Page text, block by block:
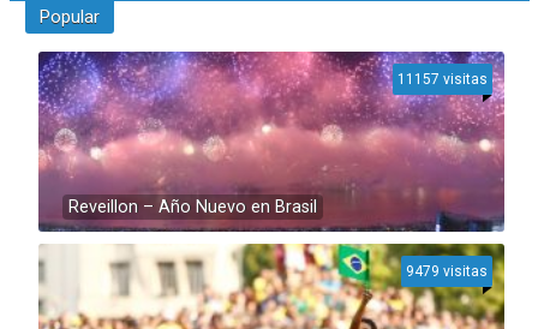
Popular
Reveillon – Año Nuevo en Brasil
11157 visitas
9479 visitas